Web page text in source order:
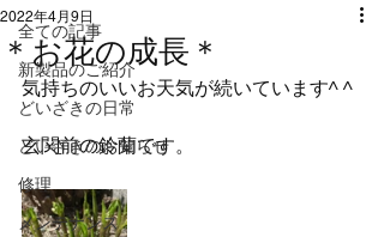
全ての記事
新製品のご紹介
どいざきの日常
どいざきのお知らせ
修理
メンテナンス
＊お花の成長＊
2022年4月9日
気持ちのいいお天気が続いています^ ^
玄関前の鈴蘭です。